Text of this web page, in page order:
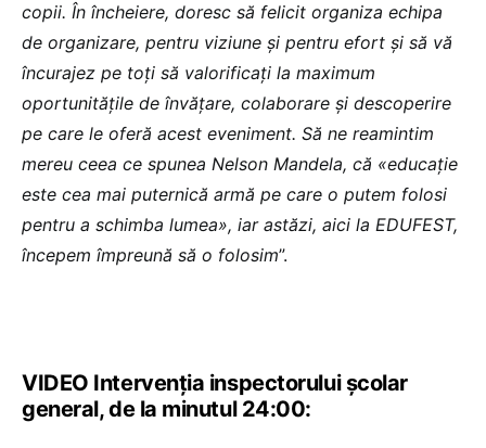
copii. În încheiere, doresc să felicit organiza echipa
de organizare, pentru viziune și pentru efort și să vă
încurajez pe toți să valorificați la maximum
oportunitățile de învățare, colaborare și descoperire
pe care le oferă acest eveniment. Să ne reamintim
mereu ceea ce spunea Nelson Mandela, că «educație
este cea mai puternică armă pe care o putem folosi
pentru a schimba lumea», iar astăzi, aici la EDUFEST,
începem împreună să o folosim”.
VIDEO Intervenția inspectorului școlar
general, de la minutul 24:00: